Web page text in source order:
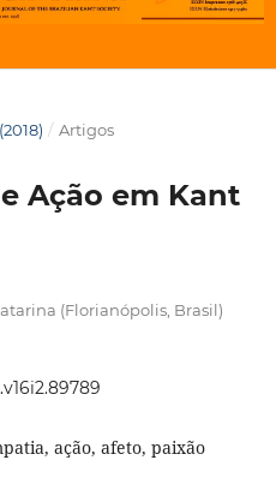
/ Artigos
Ação em Kant
(Florianópolis, Brasil)
ação, afeto, paixão